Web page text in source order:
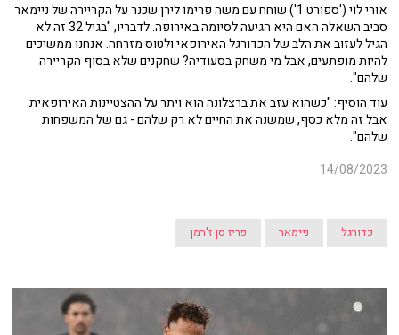
אורי לוי ('ספורט 1') שוחח עם משה פרימו לירן שכנר על הקריירה של ניימאר
סביב השאלה האם היא הגיעה לסיומה באירופה. לדבריו, "בגיל 32 זה לא
הגיל לעזוב את הלב של הכדורגל האירופאי ולטוס מזרחה. אנחנו ממשיכים
להיות מופתעים, אבל מי משחק בסעודיה? שחקנים שלא בסוף הקריירה
שלהם".
עוד הוסיף: "כשהוא עזב את ברצלונה הוא ויתר על ההצטיינות האירופאית.
אבל זה מלא כסף, שמשנה את החיים לא רק שלהם - גם של המשפחות
שלהם".
14/08/2023
כדורגל ניימאר פריז סן ז'רמן